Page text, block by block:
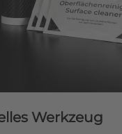
Werkzeug